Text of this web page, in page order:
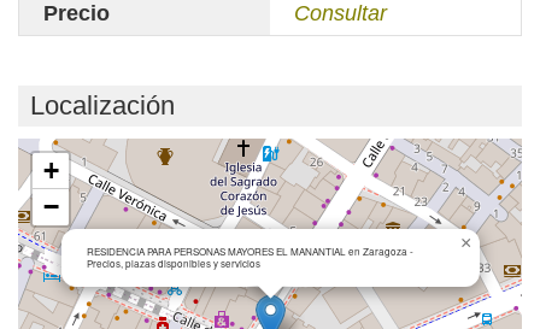
Precio
Consultar
Localización
Cargando mapa...
RESIDENCIA PARA PERSONAS MAYORES EL MANANTIAL en Zaragoza -
Precios, plazas disponibles y servicios
×
+
−